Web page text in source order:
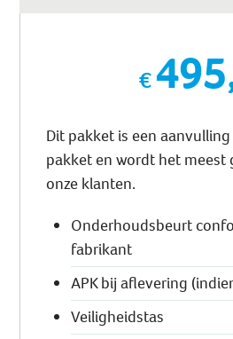
Dit pakket is een
pakket en wordt het meest
onze klanten.
Onderhoudsbeurt
fabrikant
APK bij aflevering
Veiligheidstas